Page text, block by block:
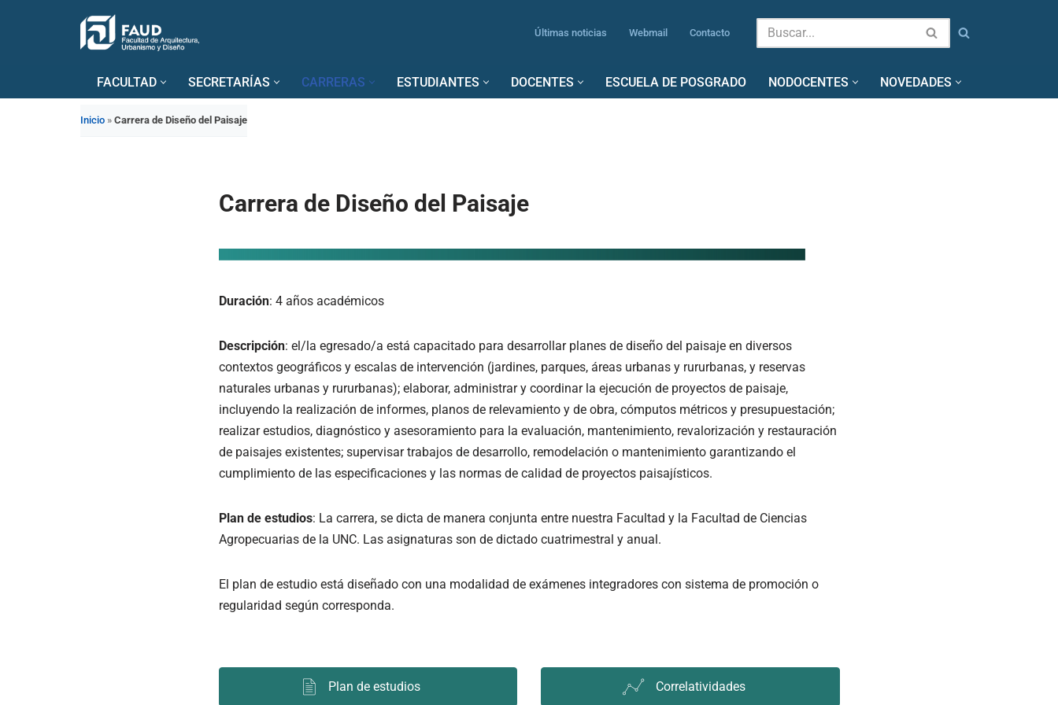
Últimas noticias Webmail Contacto
FACULTAD SECRETARÍAS CARRERAS ESTUDIANTES DOCENTES ESCUELA DE POSGRADO NODOCENTES NOVEDADES
Inicio » Carrera de Diseño del Paisaje
Carrera de Diseño del Paisaje
Duración: 4 años académicos
Descripción: el/la egresado/a está capacitado para desarrollar planes de diseño del paisaje en diversos
contextos geográficos y escalas de intervención (jardines, parques, áreas urbanas y rururbanas, y reservas
naturales urbanas y rururbanas); elaborar, administrar y coordinar la ejecución de proyectos de paisaje,
incluyendo la realización de informes, planos de relevamiento y de obra, cómputos métricos y presupuestación;
realizar estudios, diagnóstico y asesoramiento para la evaluación, mantenimiento, revalorización y restauración
de paisajes existentes; supervisar trabajos de desarrollo, remodelación o mantenimiento garantizando el
cumplimiento de las especificaciones y las normas de calidad de proyectos paisajísticos.
Plan de estudios: La carrera, se dicta de manera conjunta entre nuestra Facultad y la Facultad de Ciencias
Agropecuarias de la UNC. Las asignaturas son de dictado cuatrimestral y anual.
El plan de estudio está diseñado con una modalidad de exámenes integradores con sistema de promoción o
regularidad según corresponda.
Plan de estudios Correlatividades